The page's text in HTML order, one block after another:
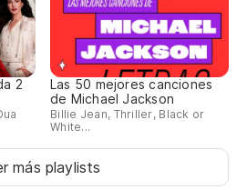
2
Las 50 mejores canciones
de Michael Jackson
Billie Jean, Thriller, Black or
White...
más playlists